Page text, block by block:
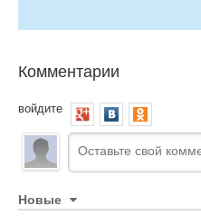
Комментарии
войдите
Новые